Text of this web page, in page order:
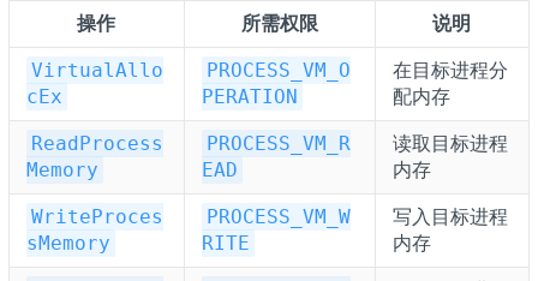
操作 所需权限 说明
VirtualAllo
cEx
PROCESS_VM_O
PERATION
在目标进程分
配内存
ReadProcess
Memory
PROCESS_VM_R
EAD
读取目标进程
内存
WriteProces
sMemory
PROCESS_VM_W
RITE
写入目标进程
内存